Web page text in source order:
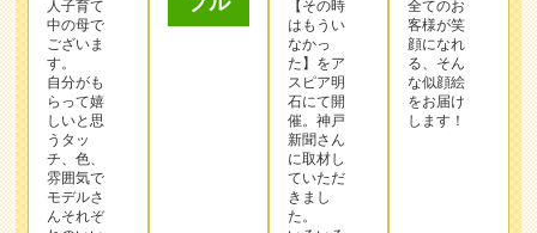
自分がも
らって嬉
しいと思
うタッ
チ、色、
雰囲気で
モデルさ
んそれぞ
れのいい
ところを
生かす絵
を描くこ
スピア明
石にて開
催。神戸
新聞さん
に取材し
ていただ
きまし
た。
いろいろ
な経験を
活かし
て、人間
な似顔絵
をお届け
します！